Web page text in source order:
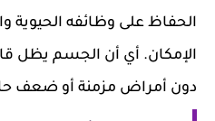
الحفاظ على وظائفه الحيوية
الإمكان. أي أن الجسم يظل
دون أمراض مزمنة أو ضعف